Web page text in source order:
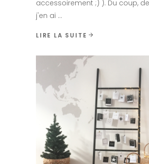
accessoirement ;) ). Du coup,
j'en ai
LIRE LA SUITE